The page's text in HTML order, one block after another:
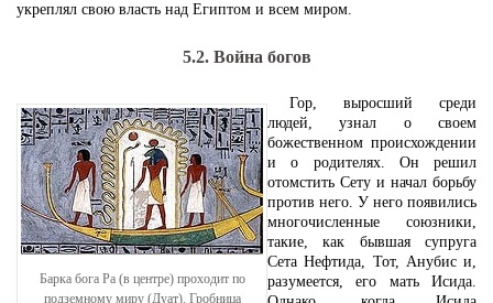
укреплял свою власть над Египтом и всем миром.
5.2. Война богов
Барка бога Ра (в центре) проходит по
подземному миру (Дуат). Гробница
Гор, выросший среди
людей, узнал о своем
божественном происхождении
и о родителях. Он решил
отомстить Сету и начал борьбу
против него. У него появились
многочисленные союзники,
такие, как бывшая супруга
Сета Нефтида, Тот, Анубис и,
разумеется, его мать Исида.